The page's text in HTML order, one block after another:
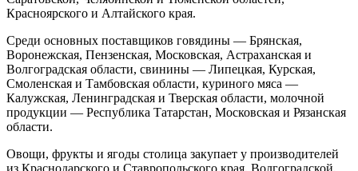
Красноярского и Алтайского края.
Среди основных поставщиков говядины — Брянская,
Воронежская, Пензенская, Московская, Астраханская и
Волгоградская области, свинины — Липецкая, Курская,
Смоленская и Тамбовская области, куриного мяса —
Калужская, Ленинградская и Тверская области, молочной
продукции — Республика Татарстан, Московская и Рязанская
области.
Овощи, фрукты и ягоды столица закупает у производителей
из Краснодарского и Ставропольского края, Волгоградской,